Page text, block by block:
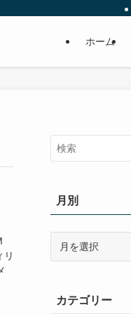
ホーム
リ
月別
カテゴリー